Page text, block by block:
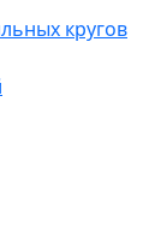
кругов